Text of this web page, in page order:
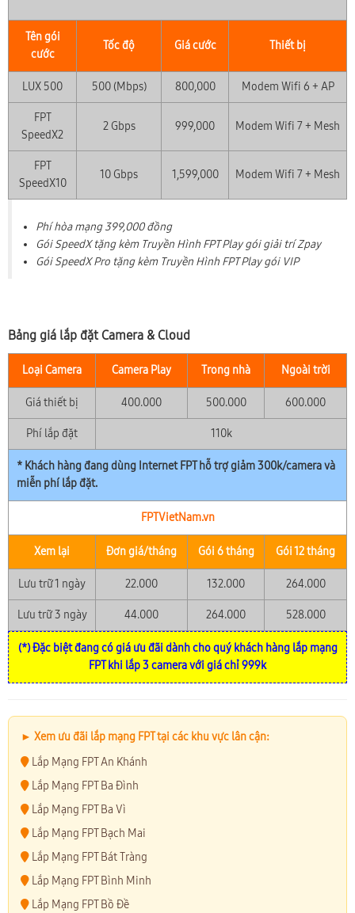
Tên gói
cước
Tốc độ Giá cước Thiết bị
LUX 500 500 (Mbps) 800,000 Modem Wifi 6 + AP
FPT
SpeedX2
2 Gbps 999,000 Modem Wifi 7 + Mesh
FPT
SpeedX10
10 Gbps 1,599,000 Modem Wifi 7 + Mesh
Phí hòa mạng 399,000 đồng
Gói SpeedX tặng kèm Truyền Hình FPT Play gói giải trí Zpay
Gói SpeedX Pro tặng kèm Truyền Hình FPT Play gói VIP
Bảng giá lắp đặt Camera & Cloud
Loại Camera Camera Play Trong nhà Ngoài trời
Giá thiết bị 400.000 500.000 600.000
Phí lắp đặt 110k
* Khách hàng đang dùng Internet FPT hỗ trợ giảm 300k/camera và
miễn phí lắp đặt.
FPTVietNam.vn
Xem lại Đơn giá/tháng Gói 6 tháng Gói 12 tháng
Lưu trữ 1 ngày 22.000 132.000 264.000
Lưu trữ 3 ngày 44.000 264.000 528.000
(*) Đặc biệt đang có giá ưu đãi dành cho quý khách hàng lắp mạng
FPT khi lắp 3 camera với giá chỉ 999k
► Xem ưu đãi lắp mạng FPT tại các khu vực lân cận:
Lắp Mạng FPT An Khánh
Lắp Mạng FPT Ba Đình
Lắp Mạng FPT Ba Vì
Lắp Mạng FPT Bạch Mai
Lắp Mạng FPT Bát Tràng
Lắp Mạng FPT Bình Minh
Lắp Mạng FPT Bồ Đề